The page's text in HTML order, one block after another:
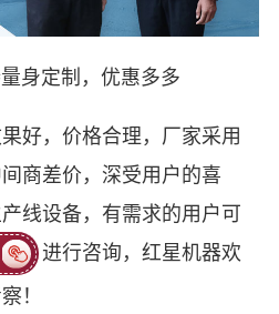
身定制，优惠多多
好，价格合理，厂家采用
商差价，深受用户的喜
线设备，有需求的用户可
进行咨询，红星机器欢
！